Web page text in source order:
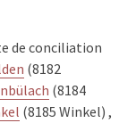
de conciliation
(8182
(8184
(8185 Winkel) ,